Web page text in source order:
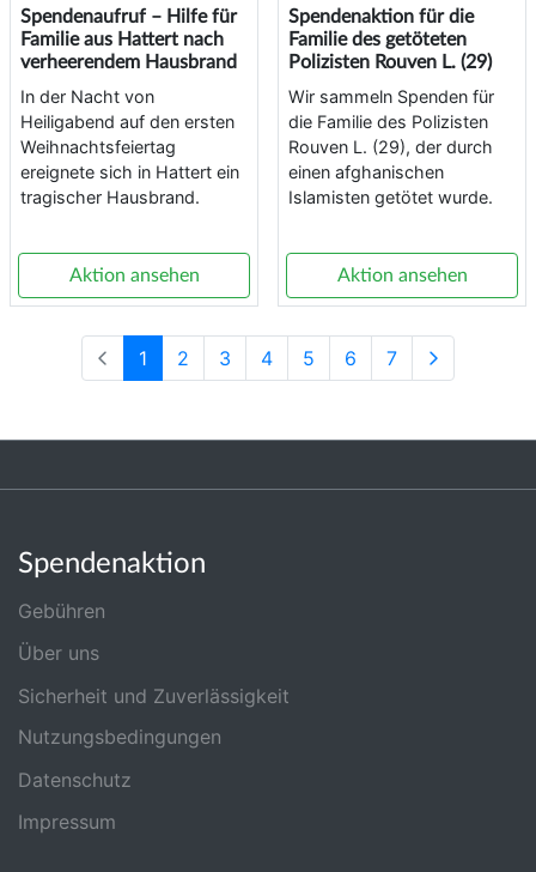
Spendenaufruf – Hilfe für
Familie aus Hattert nach
verheerendem Hausbrand
In der Nacht von
Heiligabend auf den ersten
Weihnachtsfeiertag
ereignete sich in Hattert ein
tragischer Hausbrand.
Aktion ansehen
Spendenaktion für die
Familie des getöteten
Polizisten Rouven L. (29)
Wir sammeln Spenden für
die Familie des Polizisten
Rouven L. (29), der durch
einen afghanischen
Islamisten getötet wurde.
Aktion ansehen
1 2 3 4 5 6 7
Spendenaktion
Gebühren
Über uns
Sicherheit und Zuverlässigkeit
Nutzungsbedingungen
Datenschutz
Impressum